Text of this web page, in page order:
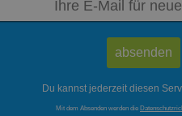
Du kannst jederzeit diesen
Mit dem Absenden werden die